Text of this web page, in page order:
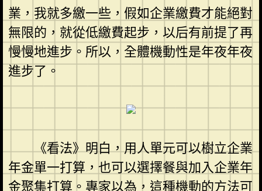
業，我就多繳一些，假如企業繳費才能絕對
無限的，就從低繳費起步，以后有前提了再
慢慢地進步。所以，全體機動性是年夜年夜
進步了。
《看法》明白，用人單元可以樹立企業
年金單一打算，也可以選擇餐與加入企業年
金聚集打算。專家以為，這種機動的方法可